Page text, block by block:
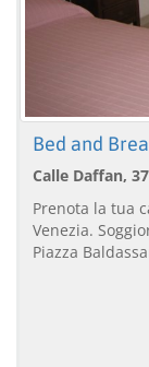
Bed and
Calle Daffan,
Prenota la tua
Venezia.
Piazza